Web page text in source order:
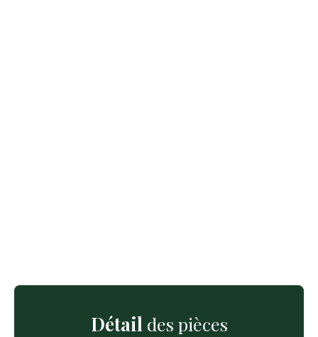
Détail des pièces